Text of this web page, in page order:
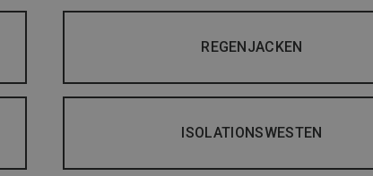
REGENJACKEN
ISOLATIONSWESTEN